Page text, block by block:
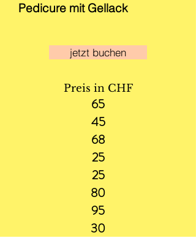
Pedicure mit Gellack
jetzt buchen
Preis in CHF
65
45
68
25
25
80
95
30